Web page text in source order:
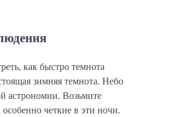
как быстро темнота
зимняя темнота. Небо
астрономии. Возьмите
четкие в эти ночи.